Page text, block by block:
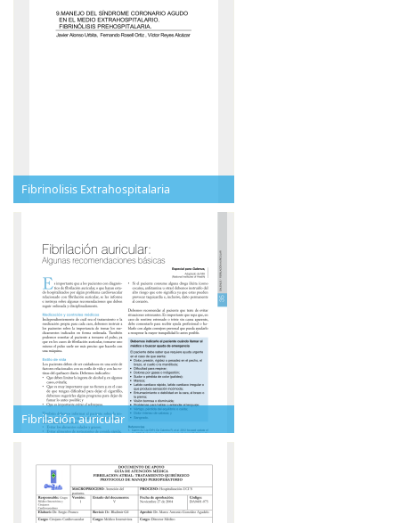
Fibrinolisis Extrahospitalaria
Fibrilación auricular